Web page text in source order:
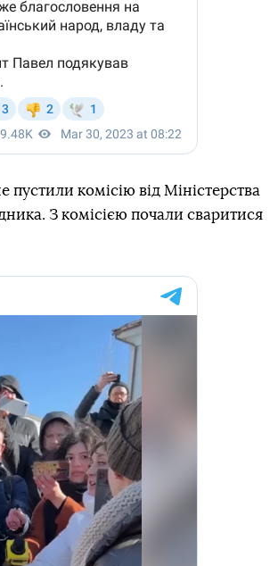
комісію від Міністерства
З комісією почали сваритися